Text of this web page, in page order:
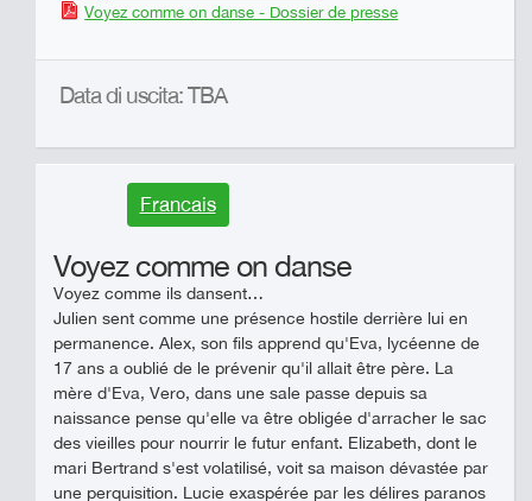
Voyez comme on danse - Dossier de presse
Data di uscita: TBA
Francais
Voyez comme on danse
Voyez comme ils dansent…
Julien sent comme une présence hostile derrière lui en
permanence. Alex, son fils apprend qu'Eva, lycéenne de
17 ans a oublié de le prévenir qu'il allait être père. La
mère d'Eva, Vero, dans une sale passe depuis sa
naissance pense qu'elle va être obligée d'arracher le sac
des vieilles pour nourrir le futur enfant. Elizabeth, dont le
mari Bertrand s'est volatilisé, voit sa maison dévastée par
une perquisition. Lucie exaspérée par les délires paranos